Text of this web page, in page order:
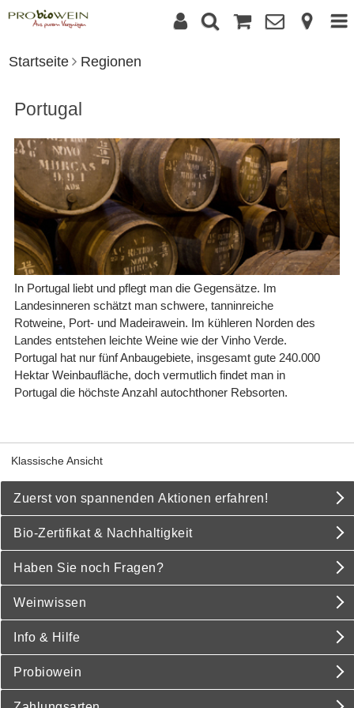
Startseite Regionen
Portugal
In Portugal liebt und pflegt man die Gegensätze. Im
Landesinneren schätzt man schwere, tanninreiche
Rotweine, Port- und Madeirawein. Im kühleren Norden des
Landes entstehen leichte Weine wie der Vinho Verde.
Portugal hat nur fünf Anbaugebiete, insgesamt gute 240.000
Hektar Weinbaufläche, doch vermutlich findet man in
Portugal die höchste Anzahl autochthoner Rebsorten.
Klassische Ansicht
Zuerst von spannenden Aktionen erfahren!
Bio-Zertifikat & Nachhaltigkeit
Haben Sie noch Fragen?
Weinwissen
Info & Hilfe
Probiowein